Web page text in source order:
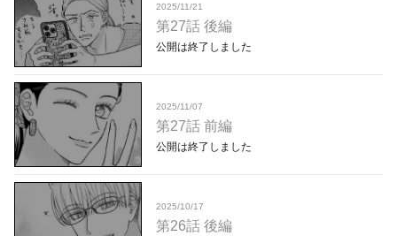
2025/11/21
第27話 後編
公開は終了しました
2025/11/07
第27話 前編
公開は終了しました
2025/10/17
第26話 後編